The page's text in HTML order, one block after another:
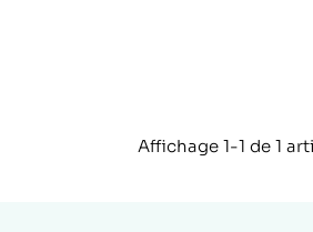
Affichage 1-1 de 1